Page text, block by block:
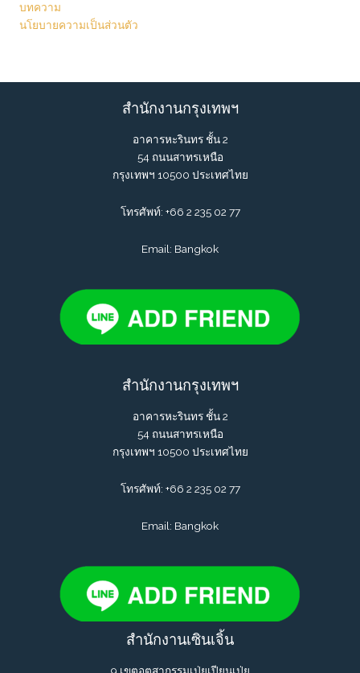
บทความ
นโยบายความเป็นส่วนตัว
สำนักงานกรุงเทพฯ
อาคารหะรินทร ชั้น 2
54 ถนนสาทรเหนือ
กรุงเทพฯ 10500 ประเทศไทย
โทรศัพท์: +66 2 235 02 77
Email: Bangkok
สำนักงานกรุงเทพฯ
อาคารหะรินทร ชั้น 2
54 ถนนสาทรเหนือ
กรุงเทพฯ 10500 ประเทศไทย
โทรศัพท์: +66 2 235 02 77
Email: Bangkok
สำนักงานเซินเจิ้น